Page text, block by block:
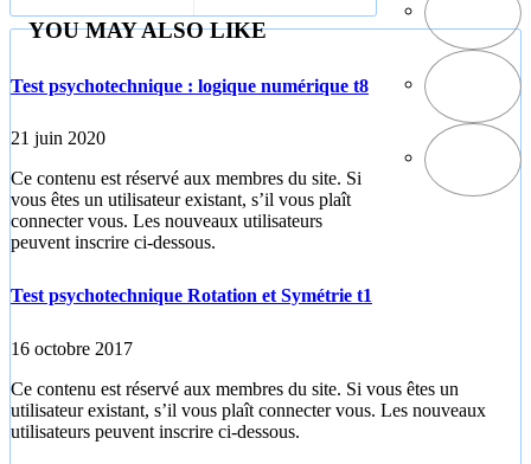
graphiques t4
sharp EX1
YOU MAY ALSO LIKE
Test psychotechnique : logique numérique t8
21 juin 2020
Ce contenu est réservé aux membres du site. Si
vous êtes un utilisateur existant, s’il vous plaît
connecter vous. Les nouveaux utilisateurs
peuvent inscrire ci-dessous.
Test psychotechnique Rotation et Symétrie t1
16 octobre 2017
Ce contenu est réservé aux membres du site. Si vous êtes un
utilisateur existant, s’il vous plaît connecter vous. Les nouveaux
utilisateurs peuvent inscrire ci-dessous.